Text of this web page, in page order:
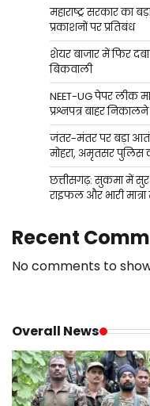
महाराष्ट्र सरकार का
प्रकाशनों पर प्रतिबंध
शेयर बाजार में फिर
बिकवाली
NEET-UG पेपर लीक
प्रश्नपत्र बाहर
जंतर-मंतर पर बड़ा
मोहरा, अमृतसर पुलिस
छत्तीसगढ़: सुकमा में
राइफल और भारी
Recent
No comments to
Overall News